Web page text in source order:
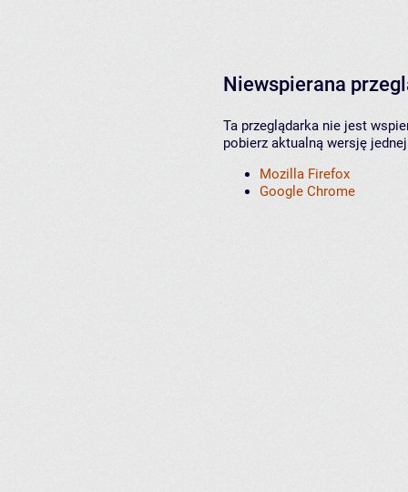
Niewspierana
Ta przeglądarka nie jest
pobierz aktualną wersję
Mozilla Firefox
Google Chrome